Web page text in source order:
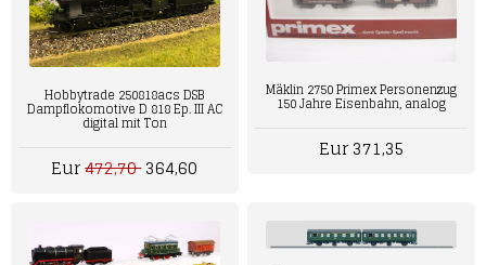
Hobbytrade 250818acs DSB
Dampflokomotive D 818 Ep. III AC
digital mit Ton
Eur472,70364,60
Mäklin 2750 Primex Personenzug
150 Jahre Eisenbahn, analog
Eur 371,35